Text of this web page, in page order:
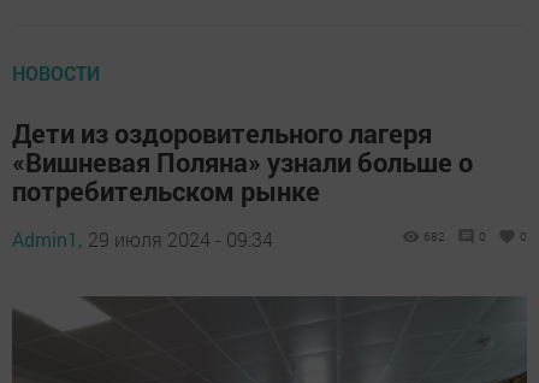
НОВОСТИ
Дети из оздоровительного лагеря
«Вишневая Поляна» узнали больше о
потребительском рынке
Admin1, 29 июля 2024 - 09:34 682 0 0